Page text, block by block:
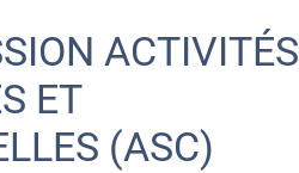
ACTIVITÉS
ET
(ASC)